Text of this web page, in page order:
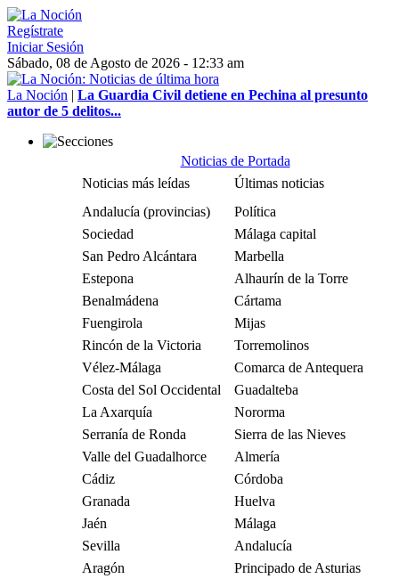
Regístrate
Iniciar Sesión
Sábado, 08 de Agosto de 2026 - 12:33 am
La Noción | La Guardia Civil detiene en Pechina al presunto
autor de 5 delitos...
Noticias de Portada
Noticias más leídas
Últimas noticias
Andalucía (provincias)
Política
Sociedad
Málaga capital
San Pedro Alcántara
Marbella
Estepona
Alhaurín de la Torre
Benalmádena
Cártama
Fuengirola
Mijas
Rincón de la Victoria
Torremolinos
Vélez-Málaga
Comarca de Antequera
Costa del Sol Occidental
Guadalteba
La Axarquía
Nororma
Serranía de Ronda
Sierra de las Nieves
Valle del Guadalhorce
Almería
Cádiz
Córdoba
Granada
Huelva
Jaén
Málaga
Sevilla
Andalucía
Aragón
Principado de Asturias